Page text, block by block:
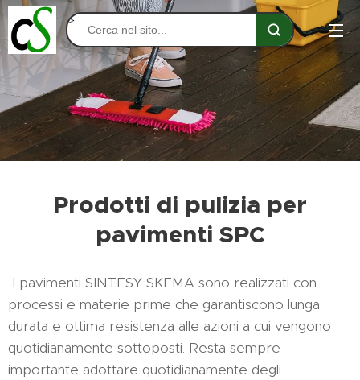
>
Prodotti di pulizia per
pavimenti SPC
I pavimenti SINTESY SKEMA sono realizzati con
processi e materie prime che garantiscono lunga
durata e ottima resistenza alle azioni a cui vengono
quotidianamente sottoposti. Resta sempre
importante adottare quotidianamente degli